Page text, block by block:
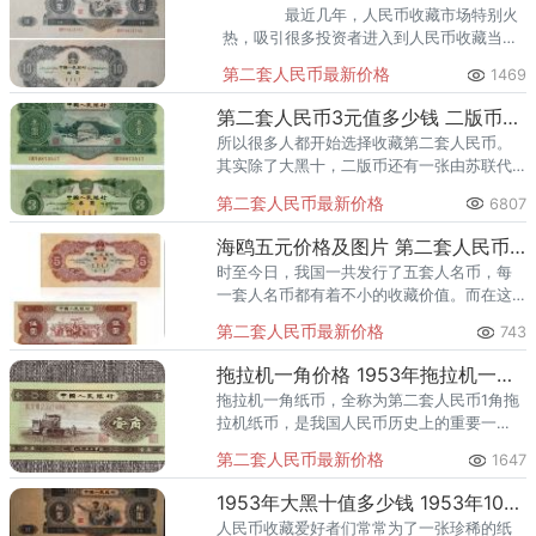
最近几年，人民币收藏市场特别火
热，吸引很多投资者进入到人民币收藏当
人民币大黑拾纸币正面图像为男性工人和女
性农民的形象。
第二套人民币最新价格 1469
第二套人民币3元值多少钱 二版币3元最新价格
所以很多人都开始选择收藏第二套人民币。
其实除了大黑十，二版币还有一张由苏联代
元。
第二套人民币最新价格 6807
海鸥五元价格及图片 第二套人民币海鸥五元价格
时至今日，我国一共发行了五套人名币，每
一套人名币都有着不小的收藏价值。而在这
收藏价值最高的一套人名币莫过于发行的第
二套人名币了。也正因为其钱币
第二套人民币最新价格 743
拖拉机一角价格 1953年拖拉机一角存世量与真假鉴定
拖拉机一角纸币，全称为第二套人民币1角拖
拉机纸币，是我国人民币历史上的重要一
年12月15日停止流通。其票面正面图案为农
民使用现代工具
第二套人民币最新价格 1647
1953年大黑十值多少钱 1953年10元收藏价值如何
人民币收藏爱好者们常常为了一张珍稀的纸